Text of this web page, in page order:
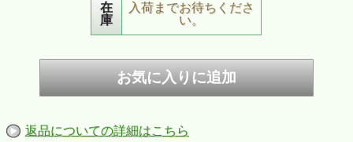
在
庫
入荷までお待ちくださ
い。
返品についての詳細はこちら